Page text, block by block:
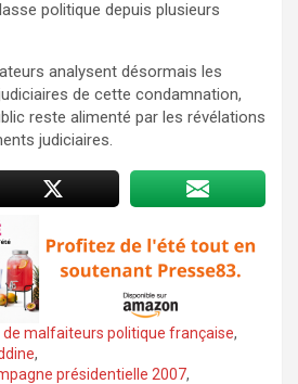
politique depuis plusieurs
analysent désormais les
de cette condamnation,
reste alimenté par les révélations
judiciaires.
de malfaiteurs politique française,
,
présidentielle 2007,